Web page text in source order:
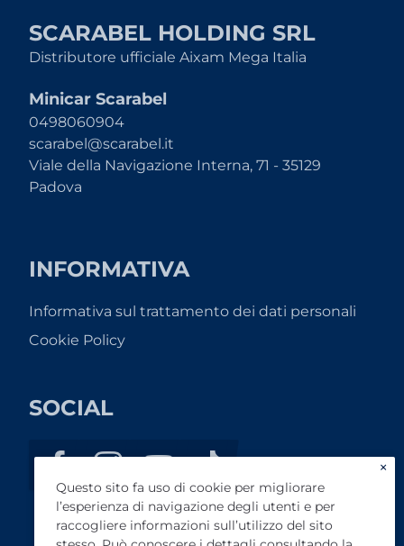
SCARABEL HOLDING SRL
Distributore ufficiale Aixam Mega Italia
Minicar Scarabel
0498060904
scarabel@scarabel.it
Viale della Navigazione Interna, 71 - 35129
Padova
INFORMATIVA
Informativa sul trattamento dei dati personali
Cookie Policy
SOCIAL
×
Questo sito fa uso di cookie per migliorare
l’esperienza di navigazione degli utenti e per
raccogliere informazioni sull’utilizzo del sito